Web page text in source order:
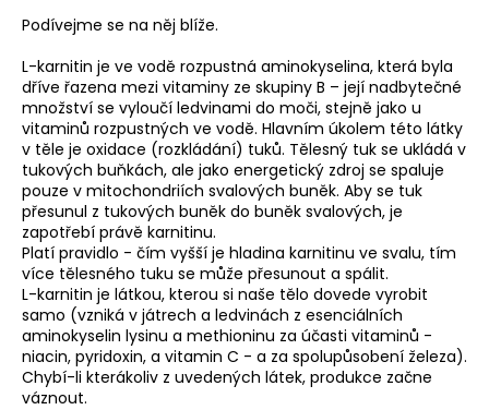
Podívejme se na něj blíže.
L-karnitin je ve vodě rozpustná aminokyselina, která byla
dříve řazena mezi vitaminy ze skupiny B – její nadbytečné
množství se vyloučí ledvinami do moči, stejně jako u
vitaminů rozpustných ve vodě. Hlavním úkolem této látky
v těle je oxidace (rozkládání) tuků. Tělesný tuk se ukládá v
tukových buňkách, ale jako energetický zdroj se spaluje
pouze v mitochondriích svalových buněk. Aby se tuk
přesunul z tukových buněk do buněk svalových, je
zapotřebí právě karnitinu.
Platí pravidlo - čím vyšší je hladina karnitinu ve svalu, tím
více tělesného tuku se může přesunout a spálit.
L-karnitin je látkou, kterou si naše tělo dovede vyrobit
samo (vzniká v játrech a ledvinách z esenciálních
aminokyselin lysinu a methioninu za účasti vitaminů -
niacin, pyridoxin, a vitamin C - a za spolupůsobení železa).
Chybí-li kterákoliv z uvedených látek, produkce začne
váznout.
b
u
j
e
t
e
n
a
j
í
t
?